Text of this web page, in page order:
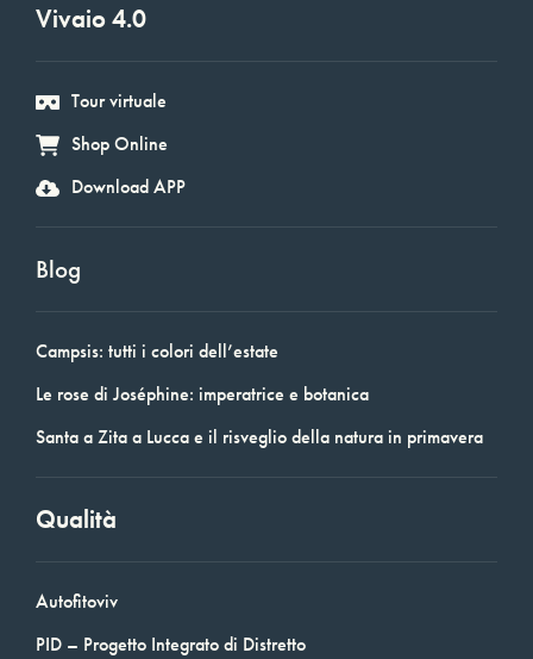
Vivaio 4.0
Tour virtuale
Shop Online
Download APP
Blog
Campsis: tutti i colori dell’estate
Le rose di Joséphine: imperatrice e botanica
Santa a Zita a Lucca e il risveglio della natura in primavera
Qualità
Autofitoviv
PID – Progetto Integrato di Distretto